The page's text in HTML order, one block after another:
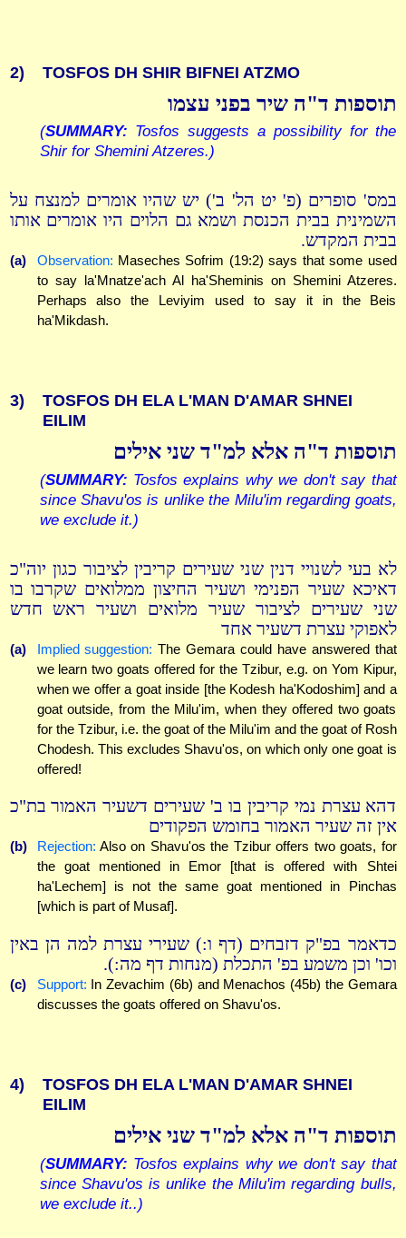
2) TOSFOS DH SHIR BIFNEI ATZMO
תוספות ד"ה שיר בפני עצמו
(SUMMARY: Tosfos suggests a possibility for the
Shir for Shemini Atzeres.)
במס' סופרים (פ' יט הל' ב') יש שהיו אומרים למנצח על
השמינית בבית הכנסת ושמא גם הלוים היו אומרים אותו
בבית המקדש.
(a) Observation: Maseches Sofrim (19:2) says that some used
to say la'Mnatze'ach Al ha'Sheminis on Shemini Atzeres.
Perhaps also the Leviyim used to say it in the Beis
ha'Mikdash.
3)
TOSFOS DH ELA L'MAN D'AMAR SHNEI
EILIM
תוספות ד"ה אלא למ"ד שני אילים
(SUMMARY: Tosfos explains why we don't say that
since Shavu'os is unlike the Milu'im regarding goats,
we exclude it.)
לא בעי לשנויי דנין שני שעירים קריבין לציבור כגון יוה"כ
דאיכא שעיר הפנימי ושעיר החיצון ממלואים שקרבו בו
שני שעירים לציבור שעיר מלואים ושעיר ראש חדש
לאפוקי עצרת דשעיר אחד
(a) Implied suggestion: The Gemara could have answered that
we learn two goats offered for the Tzibur, e.g. on Yom Kipur,
when we offer a goat inside [the Kodesh ha'Kodoshim] and a
goat outside, from the Milu'im, when they offered two goats
for the Tzibur, i.e. the goat of the Milu'im and the goat of Rosh
Chodesh. This excludes Shavu'os, on which only one goat is
offered!
דהא עצרת נמי קריבין בו ב' שעירים דשעיר האמור בת"כ
אין זה שעיר האמור בחומש הפקודים
(b) Rejection: Also on Shavu'os the Tzibur offers two goats, for
the goat mentioned in Emor [that is offered with Shtei
ha'Lechem] is not the same goat mentioned in Pinchas
[which is part of Musaf].
כדאמר בפ"ק דזבחים (דף ו:) שעירי עצרת למה הן באין
וכו' וכן משמע בפ' התכלת (מנחות דף מה:).
(c) Support: In Zevachim (6b) and Menachos (45b) the Gemara
discusses the goats offered on Shavu'os.
4)
TOSFOS DH ELA L'MAN D'AMAR SHNEI
EILIM
תוספות ד"ה אלא למ"ד שני אילים
(SUMMARY: Tosfos explains why we don't say that
since Shavu'os is unlike the Milu'im regarding bulls,
we exclude it..)